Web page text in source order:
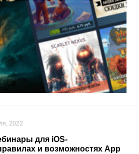
2022
для iOS-
и возможностях App